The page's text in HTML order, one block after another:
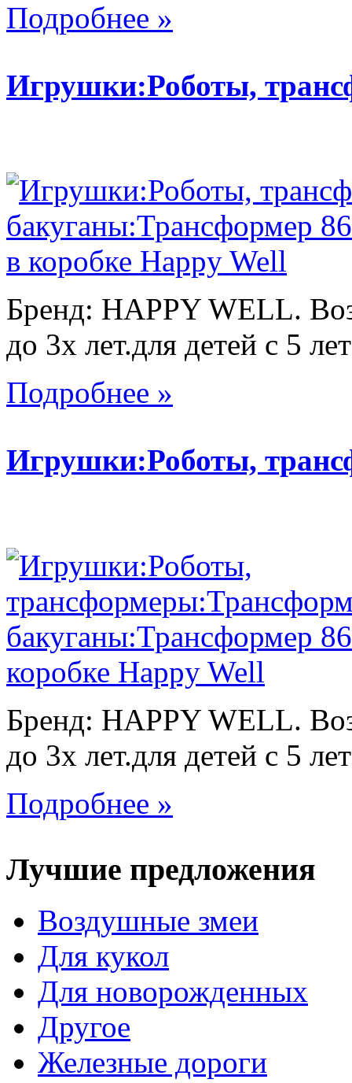
Подробнее »
Игрушки:Роботы,
Бренд: HAPPY WELL.
до 3х лет.для детей с 5 лет
Подробнее »
Игрушки:Роботы,
Бренд: HAPPY WELL.
до 3х лет.для детей с 5 лет
Подробнее »
Лучшие предложения
Воздушные змеи
Для кукол
Для новорожденных
Другое
Железные дороги